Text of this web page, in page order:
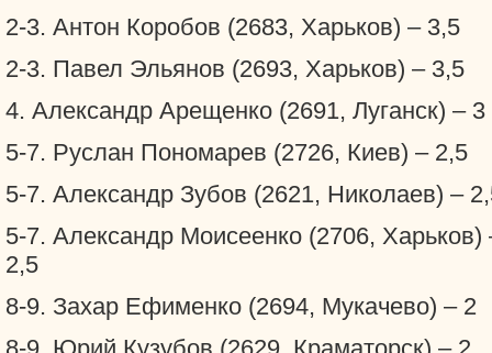
2-3. Антон Коробов (2683, Харьков) – 3,5
2-3. Павел Эльянов (2693, Харьков) – 3,5
4. Александр Арещенко (2691, Луганск) – 3
5-7. Руслан Пономарев (2726, Киев) – 2,5
5-7. Александр Зубов (2621, Николаев) –
5-7. Александр Моисеенко (2706, Харьков)
2,5
8-9. Захар Ефименко (2694, Мукачево) – 2